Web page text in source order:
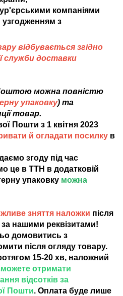
компаніями
узгодженням з
відбувається згідно
служби доставки
можна повністю
упаковку) та
товар.
Пошти з 1 квітня 2023
й огладати посилку в
згоду під час
це в ТТН в додатковій
упаковку можна
зняття наложки після
нашими реквізитами!
домовитись з
після огляду товару.
15-20 хв, наложний
отримати
відсотків за
Пошти. Оплата буде лише